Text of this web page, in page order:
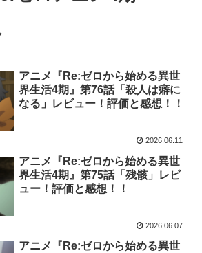
アニメ『Re:ゼロから始める異世
界生活4期』第76話「殺人は癖に
なる」レビュー！評価と感想！！
2026.06.11
アニメ『Re:ゼロから始める異世
界生活4期』第75話「残骸」レビ
ュー！評価と感想！！
2026.06.07
アニメ『Re:ゼロから始める異世